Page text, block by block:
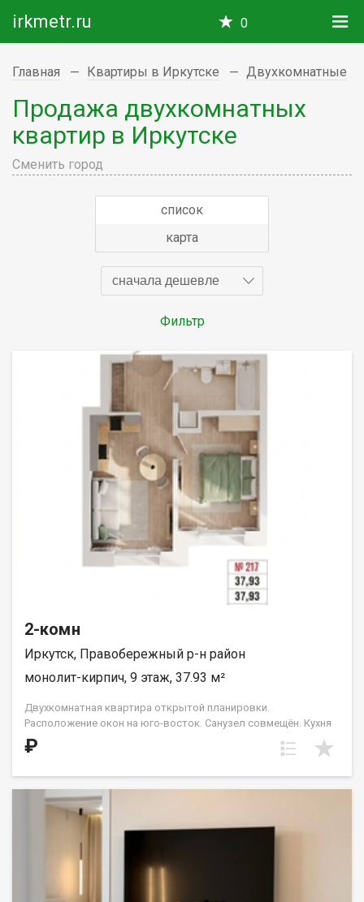
irkmetr.ru 0
Главная Квартиры в Иркутске Двухкомнатные
Продажа двухкомнатных
квартир в Иркутске
Сменить город
список
карта
сначала дешевле
Фильтр
2-комн
Иркутск, Правобережный р-н район
монолит-кирпич, 9 этаж, 37.93 м²
Двухкомнатная квартира открытой планировки.
Расположение окон на юго-восток. Санузел совмещён. Кухня
выделена в нишу. Идеальное решение для первого жилья или
в качестве инвестиций. Прекрасно подойдет молодой семье
₽